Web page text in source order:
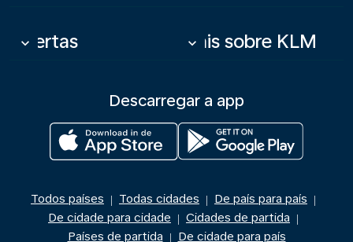
Ofertas
keyboard_arrow_down Mais sobre KLM
keyboard_arrow_down
Descarregar a app
Todos países | Todas cidades | De país para país |
De cidade para cidade | Cidades de partida |
Países de partida | De cidade para país